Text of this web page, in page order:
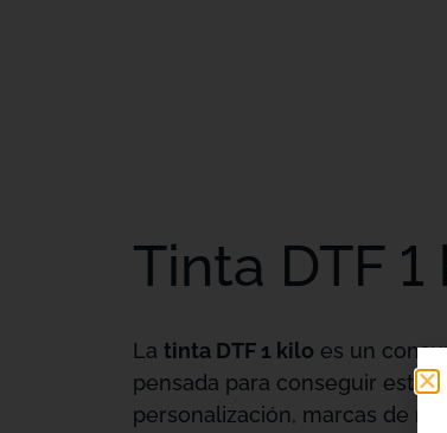
Tinta DTF
La tinta DTF 1 kilo es un
pensada para conseguir
personalización, marcas de